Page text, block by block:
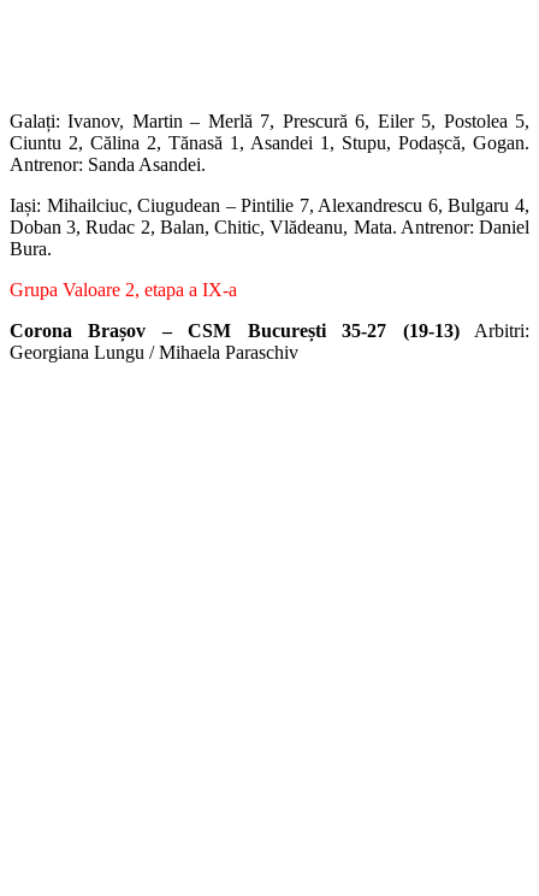
Galați: Ivanov, Martin – Merlă 7, Prescură 6, Eiler 5, Postolea 5,
Ciuntu 2, Călina 2, Tănasă 1, Asandei 1, Stupu, Podașcă, Gogan.
Antrenor: Sanda Asandei.
Iași: Mihailciuc, Ciugudean – Pintilie 7, Alexandrescu 6, Bulgaru 4,
Doban 3, Rudac 2, Balan, Chitic, Vlădeanu, Mata. Antrenor: Daniel
Bura.
Grupa Valoare 2, etapa a IX-a
Corona Brașov – CSM București 35-27 (19-13)Arbitri:
Georgiana Lungu / Mihaela Paraschiv